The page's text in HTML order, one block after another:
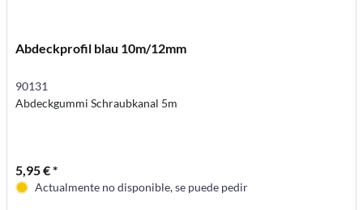
Abdeckprofil blau 10m/12mm
90131
Abdeckgummi Schraubkanal 5m
5,95 € *
Actualmente no disponible, se puede pedir